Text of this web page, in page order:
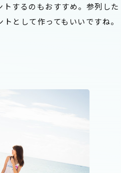
するのもおすすめ。参列した
として作ってもいいですね。